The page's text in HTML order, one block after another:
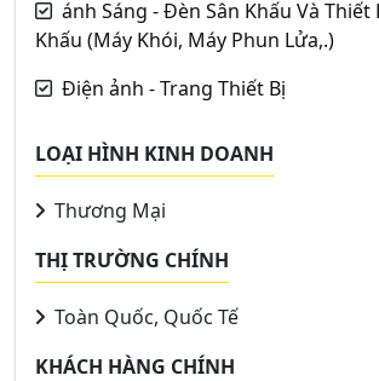
ánh Sáng - Đèn Sân Khấu Và Thiết
Khấu (Máy Khói, Máy Phun Lửa,.)
Điện ảnh - Trang Thiết Bị
LOẠI HÌNH KINH DOANH
Thương Mại
THỊ TRƯỜNG CHÍNH
Toàn Quốc, Quốc Tế
KHÁCH HÀNG CHÍNH